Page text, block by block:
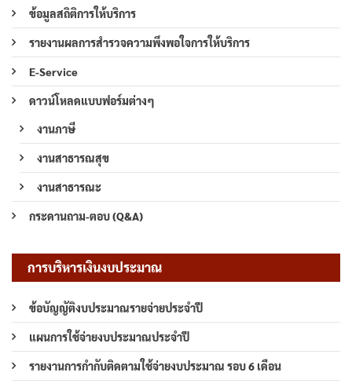
ข้อมูลสถิติการให้บริการ
รายงานผลการสำรวจความพึงพอใจการให้บริการ
E-Service
ดาวน์โหลดแบบฟอร์มต่างๆ
งานภาษี
งานสาธารณสุข
งานสาธารณะ
กระดานถาม-ตอบ (Q&A)
การบริหารเงินงบประมาณ
ข้อบัญญัติงบประมาณรายจ่ายประจำปี
แผนการใช้จ่ายงบประมาณประจำปี
รายงานการกำกับติดตามใช้จ่ายงบประมาณ รอบ 6 เดือน